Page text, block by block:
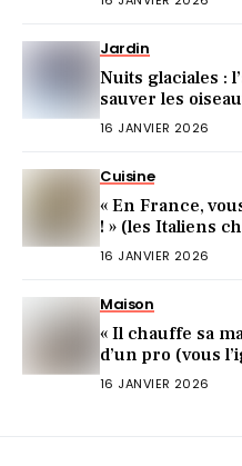
Jardin
Nuits glaciales :
sauver les
16 JANVIER 2026
Cuisine
« En France,
! » (les Italiens
16 JANVIER 2026
Maison
« Il chauffe sa
d’un pro (vous
16 JANVIER 2026